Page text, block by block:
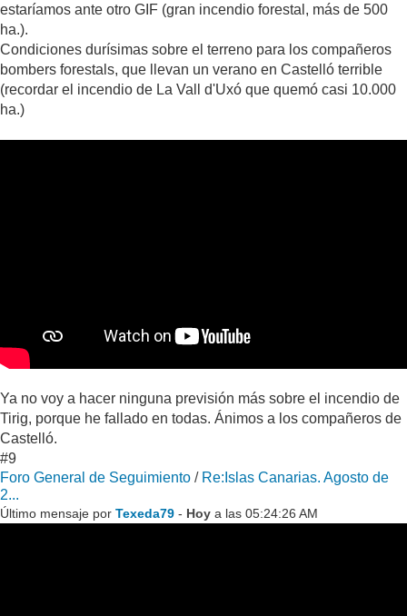
estaríamos ante otro GIF (gran incendio forestal, más de 500
ha.).
Condiciones durísimas sobre el terreno para los compañeros
bombers forestals, que llevan un verano en Castelló terrible
(recordar el incendio de La Vall d'Uxó que quemó casi 10.000
ha.)
Ya no voy a hacer ninguna previsión más sobre el incendio de
Tirig, porque he fallado en todas. Ánimos a los compañeros de
Castelló.
#9
Foro General de Seguimiento / Re:Islas Canarias. Agosto de
2...
Último mensaje por Texeda79 - Hoy a las 05:24:26 AM